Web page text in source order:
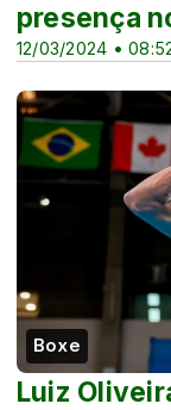
12/03/2024 •
presença
Boxe
Luiz